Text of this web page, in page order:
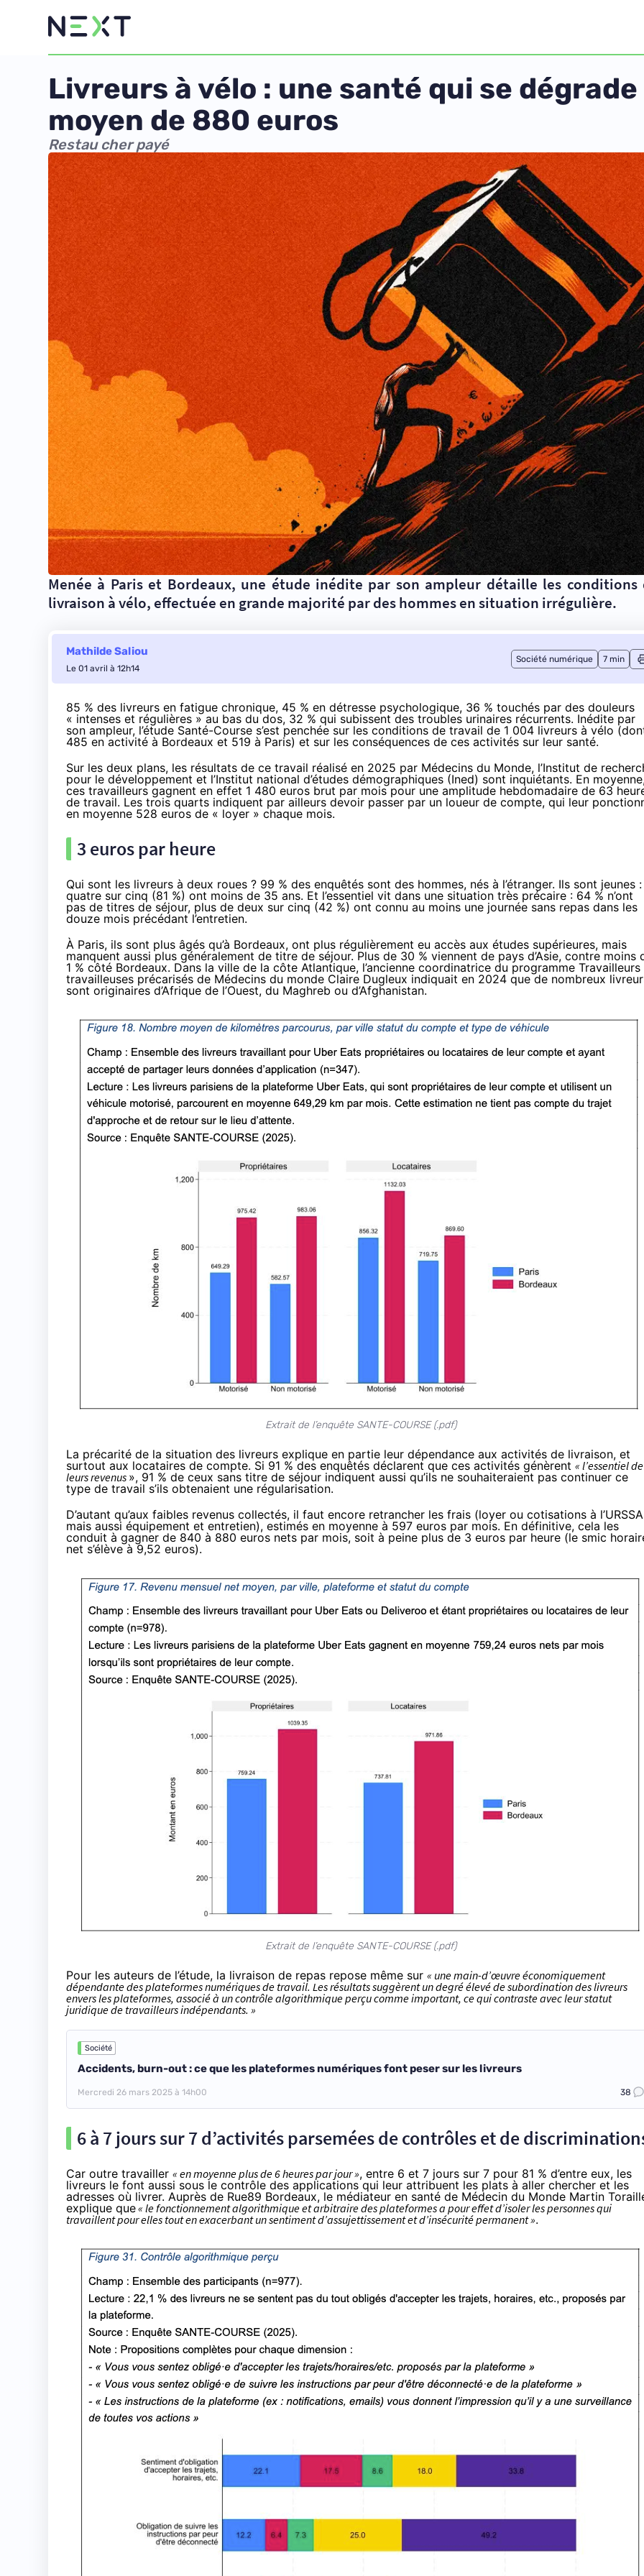
Livreurs à vélo : une santé qui se
moyen de 880 euros
Restau cher payé
Menée à Paris et Bordeaux, une étude inédite par son ampleur détaille les
livraison à vélo, effectuée en grande majorité par des hommes en situation irrégulière.
Mathilde Saliou
Le 01 avril à 12h14
Société numérique 7 min
85 % des livreurs en fatigue chronique, 45 % en détresse psychologique, 36 % touchés par des douleurs
« intenses et régulières » au bas du dos, 32 % qui subissent des troubles urinaires récurrents. Inédite par
son ampleur, l’étude Santé-Course s’est penchée sur les conditions de travail de 1 004 livreurs à vélo
485 en activité à Bordeaux et 519 à Paris) et sur les conséquences de ces activités sur leur santé.
Sur les deux plans, les résultats de ce travail réalisé en 2025 par Médecins du Monde, l’Institut de
pour le développement et l’Institut national d’études démographiques (Ined) sont inquiétants. En
ces travailleurs gagnent en effet 1 480 euros brut par mois pour une amplitude hebdomadaire de 63
de travail. Les trois quarts indiquent par ailleurs devoir passer par un loueur de compte, qui leur
en moyenne 528 euros de « loyer » chaque mois.
3 euros par heure
Qui sont les livreurs à deux roues ? 99 % des enquêtés sont des hommes, nés à l’étranger. Ils sont jeunes :
quatre sur cinq (81 %) ont moins de 35 ans. Et l’essentiel vit dans une situation très précaire : 64 % n’ont
pas de titres de séjour, plus de deux sur cinq (42 %) ont connu au moins une journée sans repas dans les
douze mois précédant l’entretien.
À Paris, ils sont plus âgés qu’à Bordeaux, ont plus régulièrement eu accès aux études supérieures, mais
manquent aussi plus généralement de titre de séjour. Plus de 30 % viennent de pays d’Asie, contre moins
1 % côté Bordeaux. Dans la ville de la côte Atlantique, l’ancienne coordinatrice du programme Travailleurs
travailleuses précarisés de Médecins du monde Claire Dugleux indiquait en 2024 que de nombreux
sont originaires d’Afrique de l’Ouest, du Maghreb ou d’Afghanistan.
Extrait de l’enquête SANTE-COURSE (.pdf)
La précarité de la situation des livreurs explique en partie leur dépendance aux activités de livraison, et
surtout aux locataires de compte. Si 91 % des enquêtés déclarent que ces activités génèrent « l’essentiel de
leurs revenus », 91 % de ceux sans titre de séjour indiquent aussi qu’ils ne souhaiteraient pas continuer ce
type de travail s’ils obtenaient une régularisation.
D’autant qu’aux faibles revenus collectés, il faut encore retrancher les frais (loyer ou cotisations à
mais aussi équipement et entretien), estimés en moyenne à 597 euros par mois. En définitive, cela les
conduit à gagner de 840 à 880 euros nets par mois, soit à peine plus de 3 euros par heure (le smic
net s’élève à 9,52 euros).
Extrait de l’enquête SANTE-COURSE (.pdf)
Pour les auteurs de l’étude, la livraison de repas repose même sur « une main-d’œuvre économiquement
dépendante des plateformes numériques de travail. Les résultats suggèrent un degré élevé de subordination des livreurs
envers les plateformes, associé à un contrôle algorithmique perçu comme important, ce qui contraste avec leur statut
juridique de travailleurs indépendants. »
Société
Accidents, burn-out : ce que les plateformes numériques font peser sur les livreurs
Mercredi 26 mars 2025 à 14h00 38
6 à 7 jours sur 7 d’activités parsemées de contrôles et de
Car outre travailler « en moyenne plus de 6 heures par jour », entre 6 et 7 jours sur 7 pour 81 % d’entre eux, les
livreurs le font aussi sous le contrôle des applications qui leur attribuent les plats à aller chercher et les
adresses où livrer. Auprès de Rue89 Bordeaux, le médiateur en santé de Médecin du Monde Martin
explique que« le fonctionnement algorithmique et arbitraire des plateformes a pour effet d’isoler les personnes qui
travaillent pour elles tout en exacerbant un sentiment d’assujettissement et d’insécurité permanent ».